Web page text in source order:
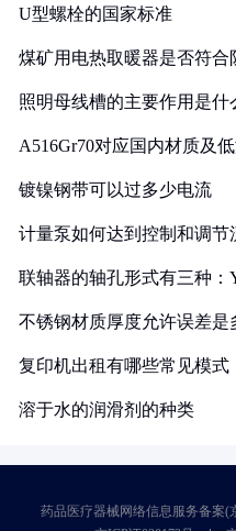
U型螺栓的国家标准
煤矿用电热取暖器是否符合
照明母线槽的主要作用是什
A516Gr70对应国内材质及
镀镍钢带可以过多少电流
计量泵如何达到控制和调节
联轴器的轴孔形式有三种：
不锈钢材质厚度允许误差是
复印机出租有哪些常见模式
溶于水的润滑剂的种类
药品医疗器械网络信息服务备案(